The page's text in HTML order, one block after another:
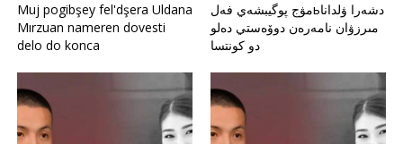
Muj pogibşey fel'dşera Uldana
Mırzuan nameren dovesti
delo do konca
مۋج پوگيبشەي فەلьدشەرا ۋلدانا
مىرزۋان نامەرەن دوۆەستي دەلو
دو كونتسا